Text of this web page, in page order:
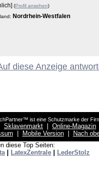
(Profil ansehen)
Nordrhein-Westfalen
diese Anzeige
ist eine Schutzmarke der
Sklavenmarkt Online-Magazin
Mobile Version|
Nach
diese Top Seiten:
| LatexZentrale LederStolz